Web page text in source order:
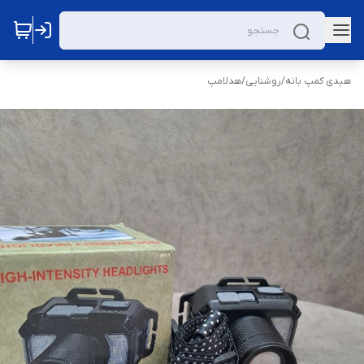
هیدی کمپ بانه/روشنایی/هدلامپ